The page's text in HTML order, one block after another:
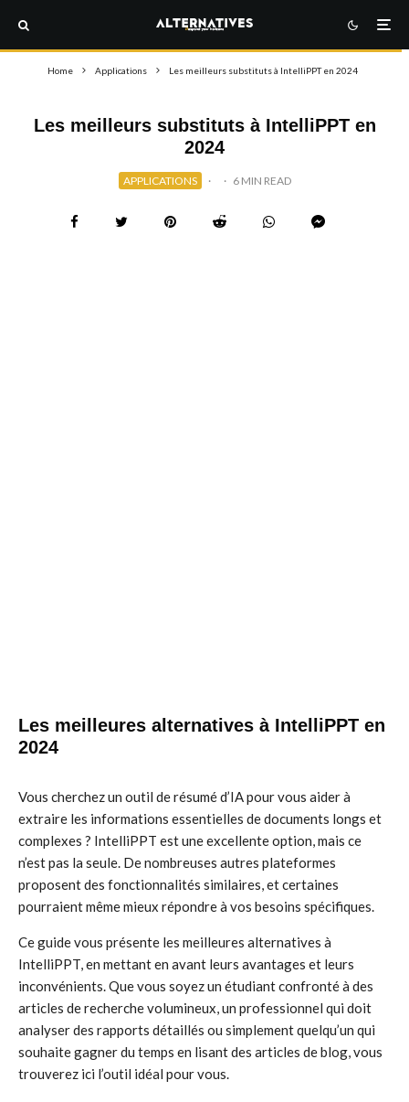
Home Applications Les meilleurs substituts à IntelliPPT en 2024
Les meilleurs substituts à IntelliPPT en
2024
APPLICATIONS · · 6 MIN READ
Les meilleures alternatives à IntelliPPT en
2024
Vous cherchez un outil de résumé d’IA pour vous aider à
extraire les informations essentielles de documents longs et
complexes ? IntelliPPT est une excellente option, mais ce
n’est pas la seule. De nombreuses autres plateformes
proposent des fonctionnalités similaires, et certaines
pourraient même mieux répondre à vos besoins spécifiques.
Ce guide vous présente les meilleures alternatives à
IntelliPPT, en mettant en avant leurs avantages et leurs
inconvénients. Que vous soyez un étudiant confronté à des
articles de recherche volumineux, un professionnel qui doit
analyser des rapports détaillés ou simplement quelqu’un qui
souhaite gagner du temps en lisant des articles de blog, vous
trouverez ici l’outil idéal pour vous.